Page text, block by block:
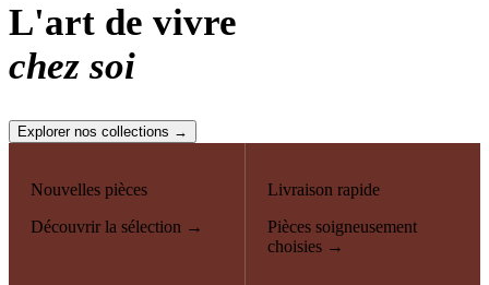
L'art de vivre
chez soi
Explorer nos collections →
Nouvelles pièces
Découvrir la sélection →
Livraison rapide
Pièces soigneusement
choisies →